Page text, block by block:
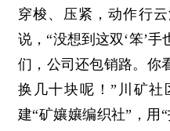
穿梭、压紧，动作行
说，“没想到这双‘笨’
们，公司还包销路。你
换几十块呢！”川矿社
建“矿孃孃编织社”，用